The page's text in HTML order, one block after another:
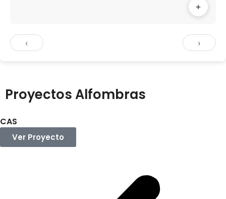
+
‹ ›
Proyectos Alfombras
CAS
Ver Proyecto